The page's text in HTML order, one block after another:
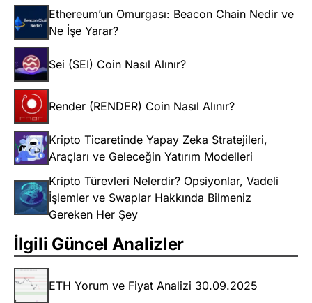
Ethereum’un Omurgası: Beacon Chain Nedir ve
Ne İşe Yarar?
Sei (SEI) Coin Nasıl Alınır?
Render (RENDER) Coin Nasıl Alınır?
Kripto Ticaretinde Yapay Zeka Stratejileri,
Araçları ve Geleceğin Yatırım Modelleri
Kripto Türevleri Nelerdir? Opsiyonlar, Vadeli
İşlemler ve Swaplar Hakkında Bilmeniz
Gereken Her Şey
İlgili Güncel Analizler
ETH Yorum ve Fiyat Analizi 30.09.2025